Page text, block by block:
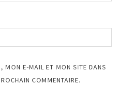
MON E-MAIL ET MON SITE DANS
COMMENTAIRE.